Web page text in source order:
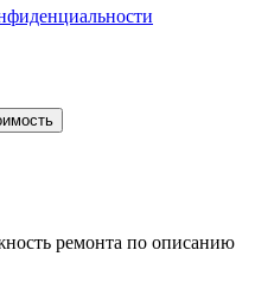
ремонта по описанию